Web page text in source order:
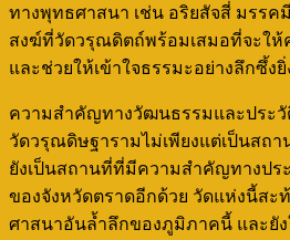
ทางพุทธศาสนา เช่น อริยสัจสี่ มรรค
สงฆ์ที่วัดวรุณดิตถ์พร้อมเสมอที่จะใ
และช่วยให้เข้าใจธรรมะอย่างลึกซึ้ง
ความสำคัญทางวัฒนธรรมและประวั
วัดวรุณดิษฐารามไม่เพียงแต่เป็นสถ
ยังเป็นสถานที่ที่มีความสำคัญทางปร
ของจังหวัดตราดอีกด้วย วัดแห่งนี้สะ
ศาสนาอันล้ำลึกของภูมิภาคนี้ และยั